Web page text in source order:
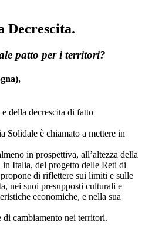
Decrescita.
patto per i territori?
della decrescita di fatto
Solidale è chiamato a mettere in
in prospettiva, all’altezza della
Italia, del progetto delle Reti di
di riflettere sui limiti e sulle
nei suoi presupposti culturali e
economiche, e nella sua
di cambiamento nei territori.